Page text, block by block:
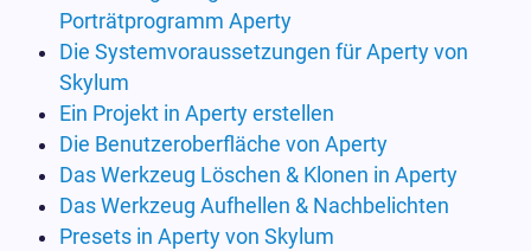
Porträtprogramm Aperty
Die Systemvoraussetzungen für Aperty von
Skylum
Ein Projekt in Aperty erstellen
Die Benutzeroberfläche von Aperty
Das Werkzeug Löschen & Klonen in Aperty
Das Werkzeug Aufhellen & Nachbelichten
Presets in Aperty von Skylum